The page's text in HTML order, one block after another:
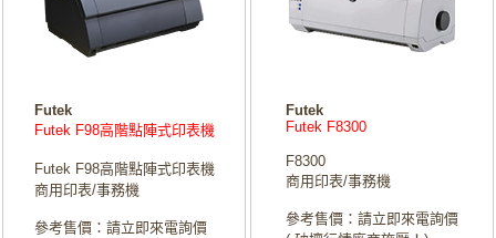
Futek
Futek F98高階點陣式印表機
Futek F98高階點陣式印表機
商用印表/事務機
參考售價：請立即來電詢價
Futek
Futek F8300
F8300
商用印表/事務機
參考售價：請立即來電詢價